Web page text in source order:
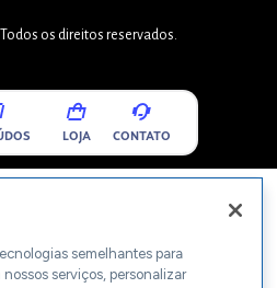
os direitos reservados.
LOJA CONTATO
semelhantes para
serviços, personalizar